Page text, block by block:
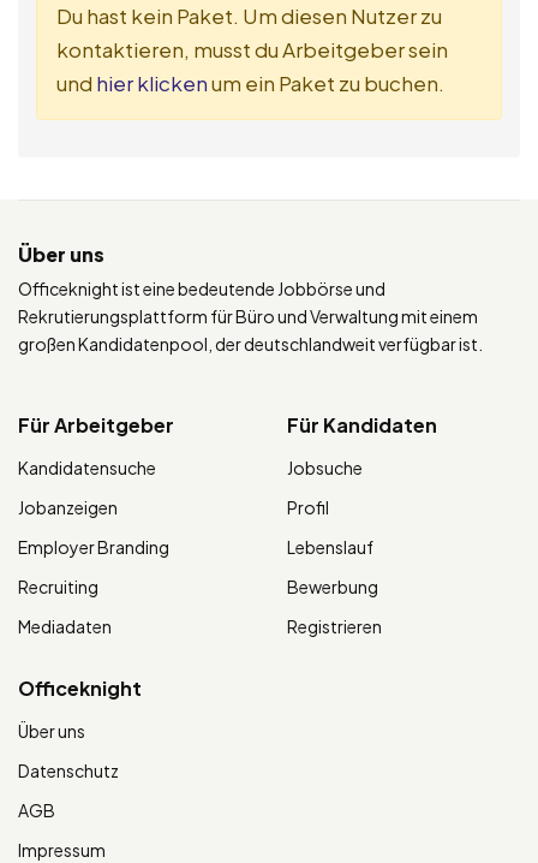
Du hast kein Paket. Um diesen Nutzer zu
kontaktieren, musst du Arbeitgeber sein
und hier klickenum ein Paket zu buchen.
Über uns
Officeknight ist eine bedeutende Jobbörse und
Rekrutierungsplattform für Büro und Verwaltung mit einem
großen Kandidatenpool, der deutschlandweit verfügbar ist.
Für Arbeitgeber
Kandidatensuche
Jobanzeigen
Employer Branding
Recruiting
Mediadaten
Für Kandidaten
Jobsuche
Profil
Lebenslauf
Bewerbung
Registrieren
Officeknight
Über uns
Datenschutz
AGB
Impressum